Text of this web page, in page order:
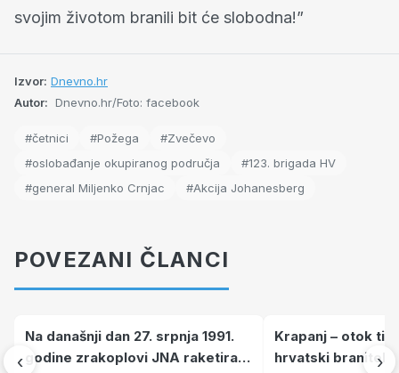
svojim životom branili bit će slobodna!”
Izvor: Dnevno.hr
Autor: Dnevno.hr/Foto: facebook
#četnici #Požega
#Zvečevo
#oslobađanje okupiranog područja
#123. brigada HV
#general Miljenko Crnjac
#Akcija Johanesberg
POVEZANI ČLANCI
‹
Na današnji dan 27. srpnja 1991.
godine zrakoplovi JNA raketirali
Krapanj – otok
hrvatski branitelji
›